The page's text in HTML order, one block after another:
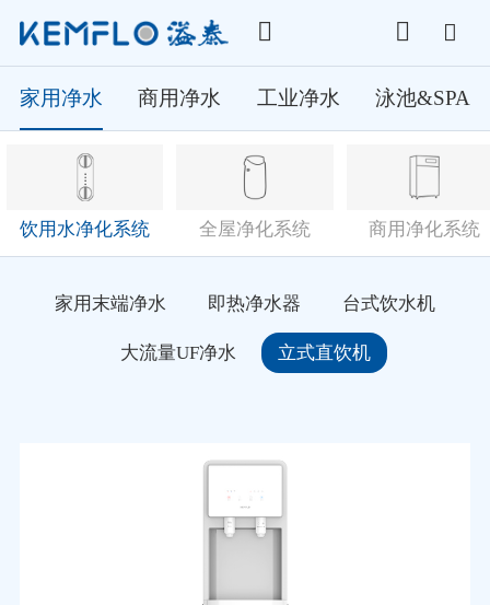
家用净水 商用净水 工业净水 泳池&SPA
饮用水净化系统 全屋净化系统 商用净化系统
家用末端净水 即热净水器 台式饮水机
大流量UF净水 立式直饮机